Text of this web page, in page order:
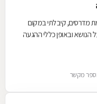
מדרסים, קיבלתי במקום
הנושא ובאופן כללי ההגעה
הופכת את הקנייה לחוויה
משתלם גם המחיר של המדרסים ביחס
בדקתי
מקשר